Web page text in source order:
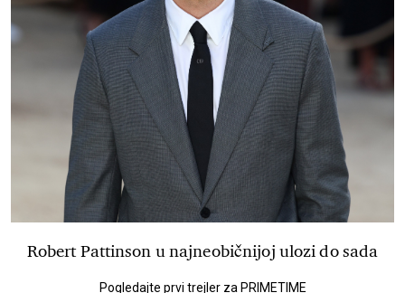
Robert Pattinson u najneobičnijoj ulozi do sada
Pogledajte prvi trejler za PRIMETIME